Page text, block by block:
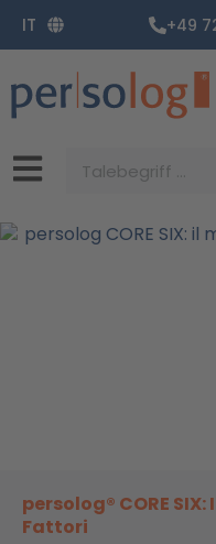
contenuto
IT +49
persolog® CORE
Fattori